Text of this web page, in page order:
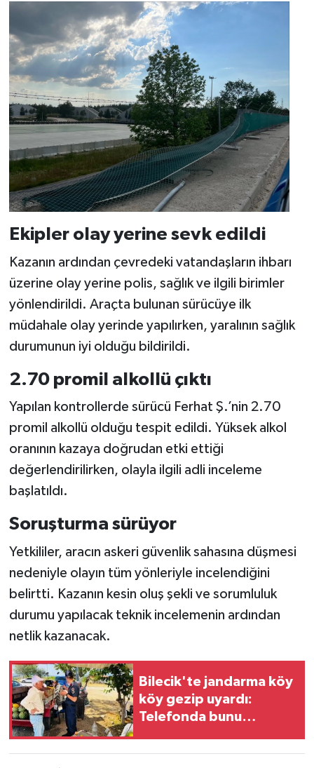
Ekipler olay yerine sevk edildi
Kazanın ardından çevredeki vatandaşların ihbarı
üzerine olay yerine polis, sağlık ve ilgili birimler
yönlendirildi. Araçta bulunan sürücüye ilk
müdahale olay yerinde yapılırken, yaralının sağlık
durumunun iyi olduğu bildirildi.
2.70 promil alkollü çıktı
Yapılan kontrollerde sürücü Ferhat Ş.’nin 2.70
promil alkollü olduğu tespit edildi. Yüksek alkol
oranının kazaya doğrudan etki ettiği
değerlendirilirken, olayla ilgili adli inceleme
başlatıldı.
Soruşturma sürüyor
Yetkililer, aracın askeri güvenlik sahasına düşmesi
nedeniyle olayın tüm yönleriyle incelendiğini
belirtti. Kazanın kesin oluş şekli ve sorumluluk
durumu yapılacak teknik incelemenin ardından
netlik kazanacak.
Bilecik'te jandarma köy
köy gezip uyardı:
Telefonda bunu